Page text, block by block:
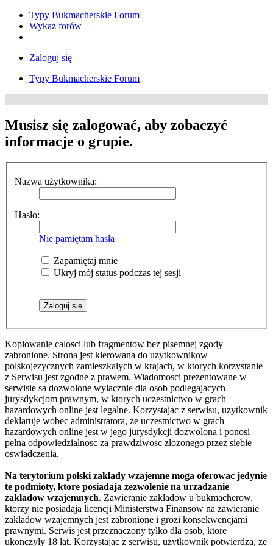
Typy Bukmacherskie Forum
Wykaz forów
Zaloguj się
Typy Bukmacherskie Forum
Musisz się zalogować, aby zobaczyć
informacje o grupie.
Nazwa użytkownika:
Hasło:
Nie pamiętam hasła
Zapamiętaj mnie
Ukryj mój status podczas tej sesji
Kopiowanie calosci lub fragmentow bez pisemnej zgody
zabronione. Strona jest kierowana do uzytkownikow
polskojezycznych zamieszkalych w krajach, w ktorych korzystanie
z Serwisu jest zgodne z prawem. Wiadomosci prezentowane w
serwisie sa dozwolone wylacznie dla osob podlegajacych
jurysdykcjom prawnym, w ktorych uczestnictwo w grach
hazardowych online jest legalne. Korzystajac z serwisu, uzytkownik
deklaruje wobec administratora, ze uczestnictwo w grach
hazardowych online jest w jego jurysdykcji dozwolona i ponosi
pelna odpowiedzialnosc za prawdziwosc zlozonego przez siebie
oswiadczenia.
Na terytorium polski zaklady wzajemne moga oferowac jedynie
te podmioty, ktore posiadaja zezwolenie na urzadzanie
zakladow wzajemnych. Zawieranie zakladow u bukmacherow,
ktorzy nie posiadaja licencji Ministerstwa Finansow na zawieranie
zakladow wzajemnych jest zabronione i grozi konsekwencjami
prawnymi. Serwis jest przeznaczony tylko dla osob, ktore
ukonczyly 18 lat. Korzystajac z serwisu, uzytkownik potwierdza, ze